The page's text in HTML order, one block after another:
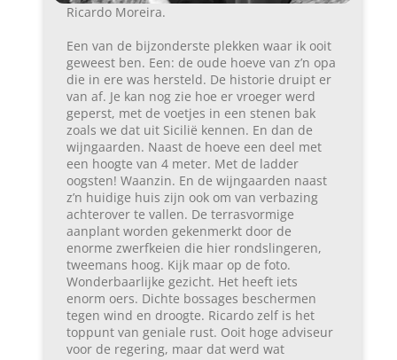
Ricardo Moreira.
Een van de bijzonderste plekken waar ik ooit
geweest ben. Een: de oude hoeve van z’n opa
die in ere was hersteld. De historie druipt er
van af. Je kan nog zie hoe er vroeger werd
geperst, met de voetjes in een stenen bak
zoals we dat uit Sicilië kennen. En dan de
wijngaarden. Naast de hoeve een deel met
een hoogte van 4 meter. Met de ladder
oogsten! Waanzin. En de wijngaarden naast
z’n huidige huis zijn ook om van verbazing
achterover te vallen. De terrasvormige
aanplant worden gekenmerkt door de
enorme zwerfkeien die hier rondslingeren,
tweemans hoog. Kijk maar op de foto.
Wonderbaarlijke gezicht. Het heeft iets
enorm oers. Dichte bossages beschermen
tegen wind en droogte. Ricardo zelf is het
toppunt van geniale rust. Ooit hoge adviseur
voor de regering, maar dat werd wat